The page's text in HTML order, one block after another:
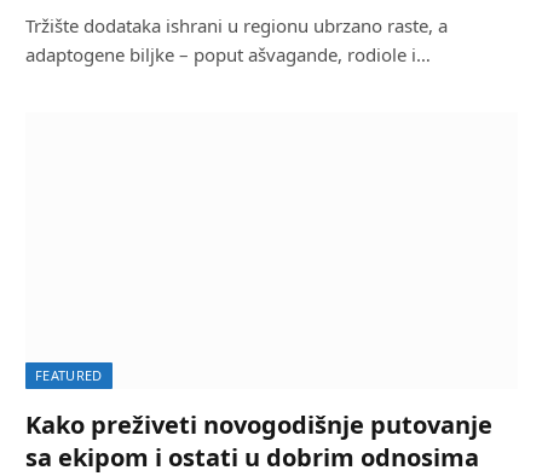
Tržište dodataka ishrani u regionu ubrzano raste, a
adaptogene biljke – poput ašvagande, rodiole i…
FEATURED
Kako preživeti novogodišnje putovanje
sa ekipom i ostati u dobrim odnosima